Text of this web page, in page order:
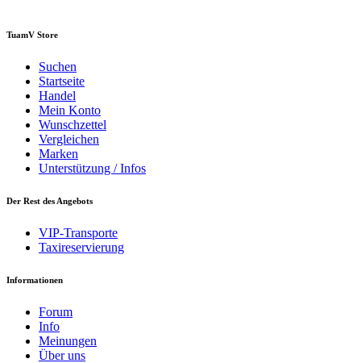
TuamV Store
Suchen
Startseite
Handel
Mein Konto
Wunschzettel
Vergleichen
Marken
Unterstützung / Infos
Der Rest des Angebots
VIP-Transporte
Taxireservierung
Informationen
Forum
Info
Meinungen
Über uns